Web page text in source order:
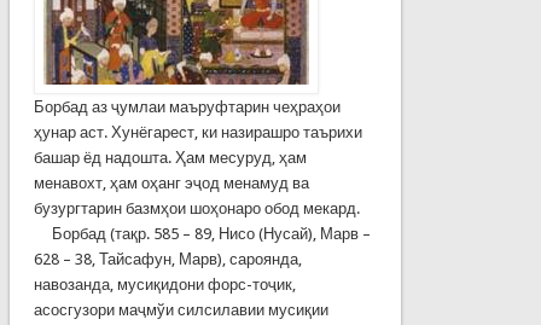
Борбад аз ҷумлаи маъруфтарин чеҳраҳои
ҳунар аст. Хунёгарест, ки назирашро таърихи
башар ёд надошта. Ҳам месуруд, ҳам
менавохт, ҳам оҳанг эҷод менамуд ва
бузургтарин базмҳои шоҳонаро обод мекард.
Борбад (тақр. 585 – 89, Нисо (Нусай), Марв –
628 – 38, Тайсафун, Марв), сароянда,
навозанда, мусиқидони форс-тоҷик,
асосгузори маҷмўи силсилавии мусиқии